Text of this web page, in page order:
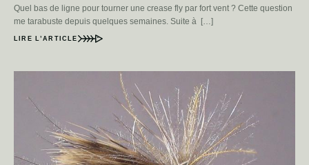
Quel bas de ligne pour tourner une crease fly par fort vent ? Cette question
me tarabuste depuis quelques semaines. Suite à […]
LIRE L’ARTICLE